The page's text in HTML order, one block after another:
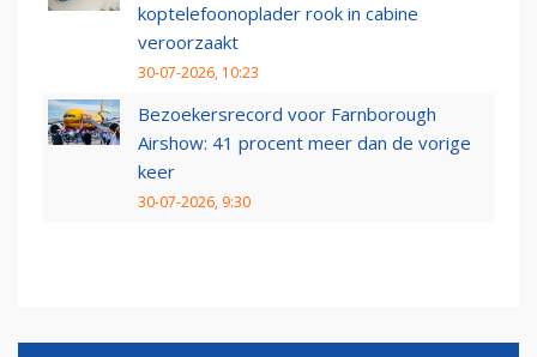
koptelefoonoplader rook in cabine
veroorzaakt
30-07-2026, 10:23
Bezoekersrecord voor Farnborough
Airshow: 41 procent meer dan de vorige
keer
30-07-2026, 9:30